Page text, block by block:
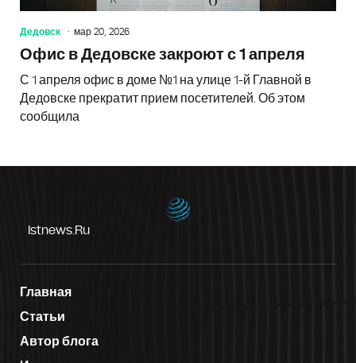
Дедовск мар 20, 2026
Офис в Дедовске закроют с 1 апреля
С 1 апреля офис в доме №1 на улице 1-й Главной в
Дедовске прекратит прием посетителей. Об этом
сообщила
Istnews.ru
Главная
Статьи
Автор блога